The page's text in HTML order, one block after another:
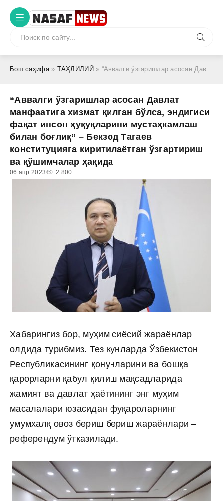
Бош саҳифа» ТАҲЛИЛИЙ » “Аввалги ўзгаришлар асосан Давлат манфаатига хизмат қилган бўлса, эндигиси фақат инсон ҳуқуқларини мустаҳкамлаш билан боғлиқ” – Бекзод Тагаев конституцияга киритилаётган ўзгартириш ва қўшимчалар ҳақида
“Аввалги ўзгаришлар асосан Давлат
манфаатига хизмат қилган бўлса, эндигиси
фақат инсон ҳуқуқларини мустаҳкамлаш
билан боғлиқ” – Бекзод Тагаев
конституцияга киритилаётган ўзгартириш
ва қўшимчалар ҳақида
06 апр 2023 2 800
Хабарингиз бор, муҳим сиёсий жараёнлар
олдида турибмиз. Тез кунларда Ўзбекистон
Республикасининг қонунларини ва бошқа
қарорларни қабул қилиш мақсадларида
жамият ва давлат ҳаётининг энг муҳим
масалалари юзасидан фуқароларнинг
умумхалқ овоз бериш бериш жараёнлари –
референдум ўтказилади.